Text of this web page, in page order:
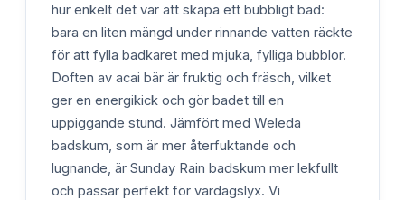
hur enkelt det var att skapa ett bubbligt bad:
bara en liten mängd under rinnande vatten räckte
för att fylla badkaret med mjuka, fylliga bubblor.
Doften av acai bär är fruktig och fräsch, vilket
ger en energikick och gör badet till en
uppiggande stund. Jämfört med Weleda
badskum, som är mer återfuktande och
lugnande, är Sunday Rain badskum mer lekfullt
och passar perfekt för vardagslyx. Vi